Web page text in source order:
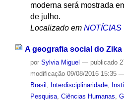
moderna será mostrada
de julho.
Localizado em NOTÍCIAS
A geografia social do
por Sylvia Miguel — publicado
modificação09/08/2016 15:35 —
Brasil
Interdisciplinaridade,
Pesquisa, Ciências Humanas